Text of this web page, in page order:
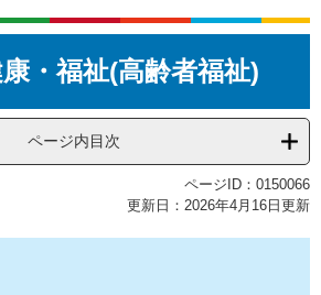
・福祉(高齢者福祉)
ページ内目次
ページID：0150066
更新日：2026年4月16日更新